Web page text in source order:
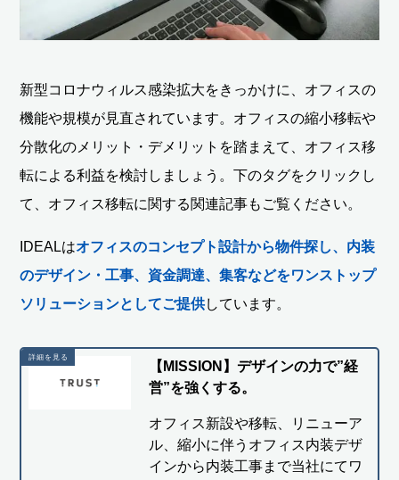
新型コロナウィルス感染拡大をきっかけに、オフィスの
機能や規模が見直されています。オフィスの縮小移転や
分散化のメリット・デメリットを踏まえて、オフィス移
転による利益を検討しましょう。下のタグをクリックし
て、オフィス移転に関する関連記事もご覧ください。
IDEALはオフィスのコンセプト設計から物件探し、内装
のデザイン・工事、資金調達、集客などをワンストップ
ソリューションとしてご提供しています。
【MISSION】デザインの力で”経
営”を強くする。
オフィス新設や移転、リニューア
ル、縮小に伴うオフィス内装デザ
インから内装工事まで当社にてワ